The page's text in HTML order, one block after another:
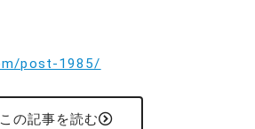
post-1985/
この記事を読む